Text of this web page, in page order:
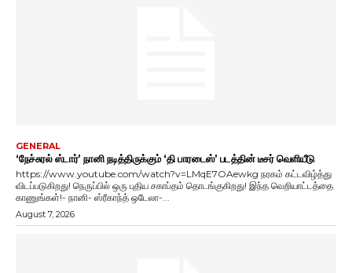
GENERAL
‘நேச்சுரல் ஸ்டார்’ நானி நடித்திருக்கும் ‘தி பாரடைஸ்’ படத்தின் டீசர் வெளியீடு
https://www.youtube.com/watch?v=LMqE7OAewkg நரகம் கட்டவிழ்த்து
விடப்படுகிறது! நெருப்பில் ஒரு புதிய சகாப்தம் தொடங்குகிறது! இந்த வெறியாட்டத்தை
காணுங்கள்!- நானி- ஸ்ரீகாந்த் ஒடேலா-...
August 7, 2026